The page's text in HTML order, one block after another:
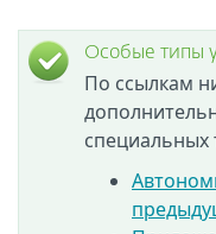
Особые типы
По ссылкам
специальных